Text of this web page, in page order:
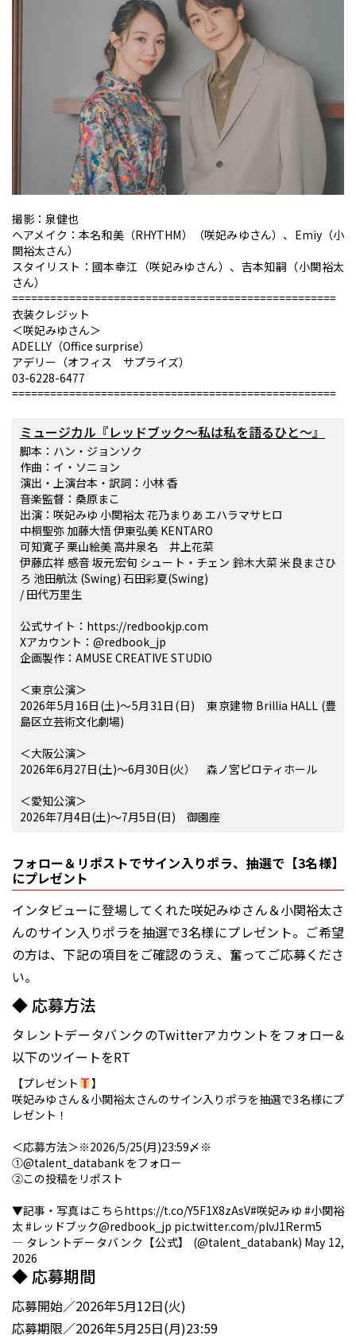
撮影：泉健也
ヘアメイク：本名和美（RHYTHM）（咲妃みゆさん）、Emiy（小
関裕太さん）
スタイリスト：國本幸江（咲妃みゆさん）、吉本知嗣（小関裕太
さん）
===================================================
衣装クレジット
＜咲妃みゆさん＞
ADELLY（Office surprise）
アデリー（オフィス サプライズ）
03-6228-6477
===================================================
ミュージカル『レッドブック～私は私を語るひと～』
脚本：ハン・ジョンソク
作曲：イ・ソニョン
演出・上演台本・訳詞：小林 香
音楽監督：桑原まこ
出演：咲妃みゆ 小関裕太 花乃まりあ エハラマサヒロ
中桐聖弥 加藤大悟 伊東弘美 KENTARO
可知寛子 栗山絵美 高井泉名 井上花菜
伊藤広祥 感音 坂元宏旬 シュート・チェン 鈴木大菜 米良まさひ
ろ 池田航汰 (Swing) 石田彩夏(Swing)
/ 田代万里生
公式サイト：https://redbookjp.com
Xアカウント：@redbook_jp
企画製作：AMUSE CREATIVE STUDIO
＜東京公演＞
2026年5月16日(土)～5月31日(日) 東京建物 Brillia HALL (豊
島区立芸術文化劇場)
＜大阪公演＞
2026年6月27日(土)～6月30日(火） 森ノ宮ピロティホール
＜愛知公演＞
2026年7月4日(土)～7月5日(日) 御園座
フォロー＆リポストでサイン入りポラ、抽選で【3名様】
にプレゼント
インタビューに登場してくれた咲妃みゆさん＆小関裕太さ
んのサイン入りポラを抽選で3名様にプレゼント。ご希望
の方は、下記の項目をご確認のうえ、奮ってご応募くださ
い。
◆ 応募方法
タレントデータバンクのTwitterアカウントをフォロー&
以下のツイートをRT
【プレゼント
】
咲妃みゆさん＆小関裕太さんのサイン入りポラを抽選で3名様にプ
レゼント！
＜応募方法＞※2026/5/25(月)23:59〆※
①@talent_databankをフォロー
②この投稿をリポスト
▼記事・写真はこちらhttps://t.co/Y5F1X8zAsV#咲妃みゆ #小関裕
太#レッドブック@redbook_jp pic.twitter.com/plvJ1Rerm5
— タレントデータバンク【公式】 (@talent_databank) May 12,
2026
◆ 応募期間
応募開始／2026年5月12日(火)
応募期限／2026年5月25日(月)23:59